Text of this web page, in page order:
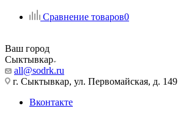
Сравнение товаров0
Ваш город
Сыктывкар
all@sodrk.ru
г. Сыктывкар, ул. Первомайская, д. 149
Вконтакте